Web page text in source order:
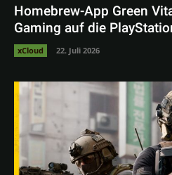
Homebrew-App Green
Gaming auf die
xCloud 22. Juli 2026